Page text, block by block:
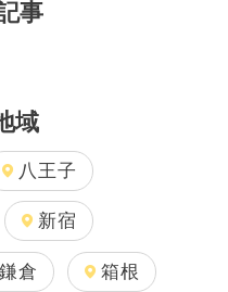
事
域
八王子
新宿
鎌倉 箱根